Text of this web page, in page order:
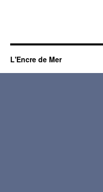
L'Encre de Mer